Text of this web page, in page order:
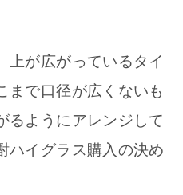
上が広がっているタイ
まで口径が広くないも
るようにアレンジして
ハイグラス購入の決め